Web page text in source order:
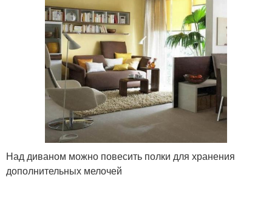
Над диваном можно повесить полки для хранения
дополнительных мелочей